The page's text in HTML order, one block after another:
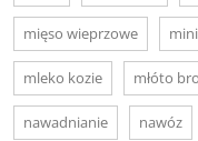
mięso wieprzowe
mleko kozie młóto
nawadnianie nawóz